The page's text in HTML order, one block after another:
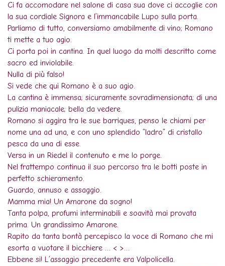
Ci fa accomodare nel salone di casa sua dove ci accoglie con
la sua cordiale Signora e l’immancabile Lupo sulla porta.
Parliamo di tutto, conversiamo amabilmente di vino; Romano
ti mette a tuo agio.
Ci porta poi in cantina. In quel luogo da molti descritto come
sacro ed inviolabile.
Nulla di più falso!
Si vede che qui Romano è a suo agio.
La cantina è immensa; sicuramente sovradimensionata; di una
pulizia maniacale; bella da vedere.
Romano si aggira tra le sue barriques, penso le chiami per
nome una ad una, e con uno splendido “ladro” di cristallo
pesca da una di esse.
Versa in un Riedel il contenuto e me lo porge.
Nel frattempo continua il suo percorso tra le botti poste in
perfetto schieramento.
Guardo, annuso e assaggio.
Mamma mia! Un Amarone da sogno!
Tanta polpa, profumi interminabili e soavità mai provata
prima. Un grandissimo Amarone.
Rapito da tanta bontà percepisco la voce di Romano che mi
esorta a vuotare il bicchiere … < >…
Ebbene si! L’assaggio precedente era Valpolicella.